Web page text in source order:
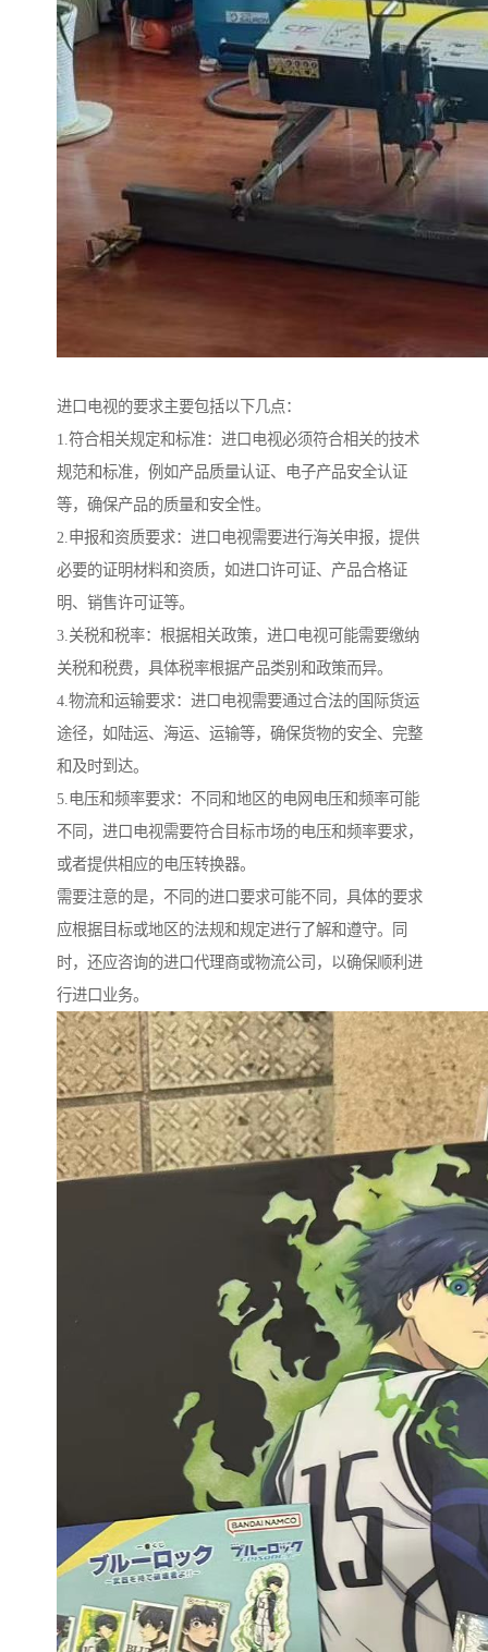
进口电视的要求主要包括以下几点：
1.符合相关规定和标准：进口电视必须符合相关的技术
规范和标准，例如产品质量认证、电子产品安全认证
等，确保产品的质量和安全性。
2.申报和资质要求：进口电视需要进行海关申报，提供
必要的证明材料和资质，如进口许可证、产品合格证
明、销售许可证等。
3.关税和税率：根据相关政策，进口电视可能需要缴纳
关税和税费，具体税率根据产品类别和政策而异。
4.物流和运输要求：进口电视需要通过合法的国际货运
途径，如陆运、海运、运输等，确保货物的安全、完整
和及时到达。
5.电压和频率要求：不同和地区的电网电压和频率可能
不同，进口电视需要符合目标市场的电压和频率要求，
或者提供相应的电压转换器。
需要注意的是，不同的进口要求可能不同，具体的要求
应根据目标或地区的法规和规定进行了解和遵守。同
时，还应咨询的进口代理商或物流公司，以确保顺利进
行进口业务。